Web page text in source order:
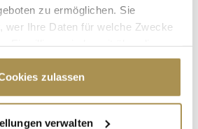
zu ermöglichen. Sie
wer Ihre Daten für welche Zwecke
durch Klicken auf das Privacy
oder widerrufen
zulassen
verwalten